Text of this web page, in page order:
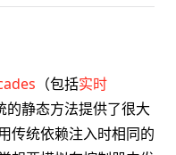
（包括实时
的静态方法提供了很大
传统依赖注入时相同的